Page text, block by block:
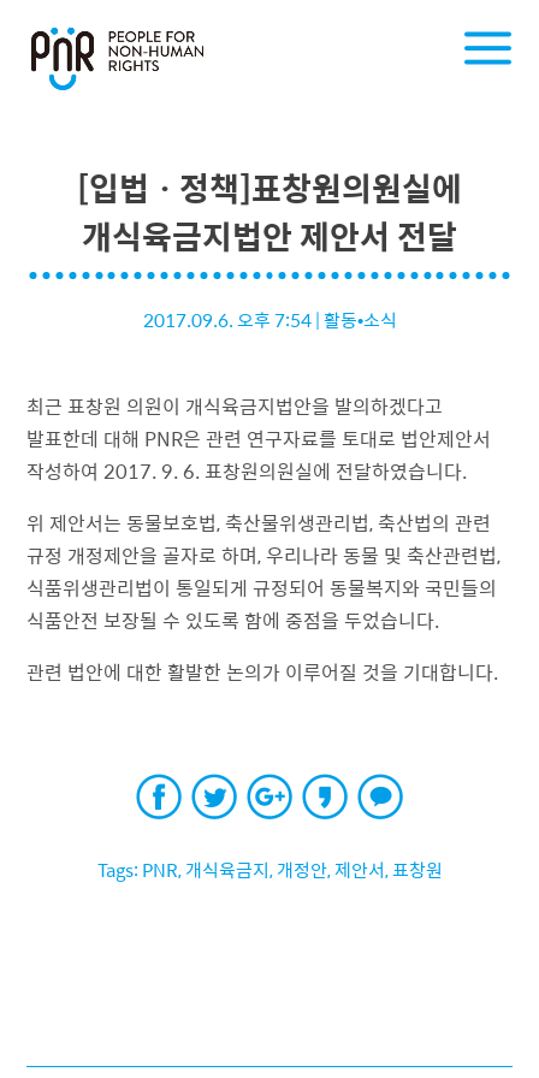
[입법ㆍ정책]표창원의원실에
개식육금지법안 제안서 전달
2017.09.6. 오후 7:54|활동•소식
최근 표창원 의원이 개식육금지법안을 발의하겠다고
발표한데 대해 PNR은 관련 연구자료를 토대로 법안제안서
작성하여 2017. 9. 6. 표창원의원실에 전달하였습니다.
위 제안서는 동물보호법, 축산물위생관리법, 축산법의 관련
규정 개정제안을 골자로 하며, 우리나라 동물 및 축산관련법,
식품위생관리법이 통일되게 규정되어 동물복지와 국민들의
식품안전 보장될 수 있도록 함에 중점을 두었습니다.
관련 법안에 대한 활발한 논의가 이루어질 것을 기대합니다.
PNR,개식육금지,개정안,제안서,표창원